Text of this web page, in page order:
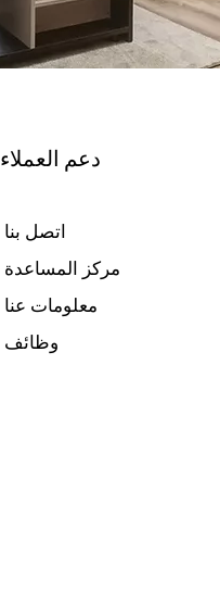
دعم العملاء
اتصل بنا
مركز المساعدة
معلومات عنا
وظائف